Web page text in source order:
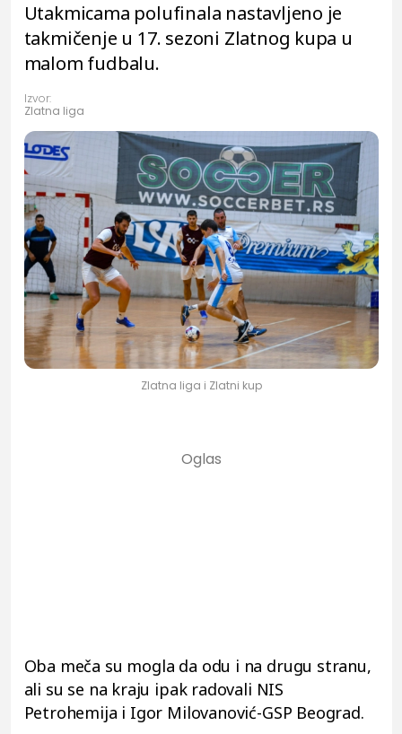
Utakmicama polufinala nastavljeno je
takmičenje u 17. sezoni Zlatnog kupa u
malom fudbalu.
Izvor:
Zlatna liga
Zlatna liga i Zlatni kup
Oba meča su mogla da odu i na drugu stranu,
ali su se na kraju ipak radovali NIS
Petrohemija i Igor Milovanović-GSP Beograd.